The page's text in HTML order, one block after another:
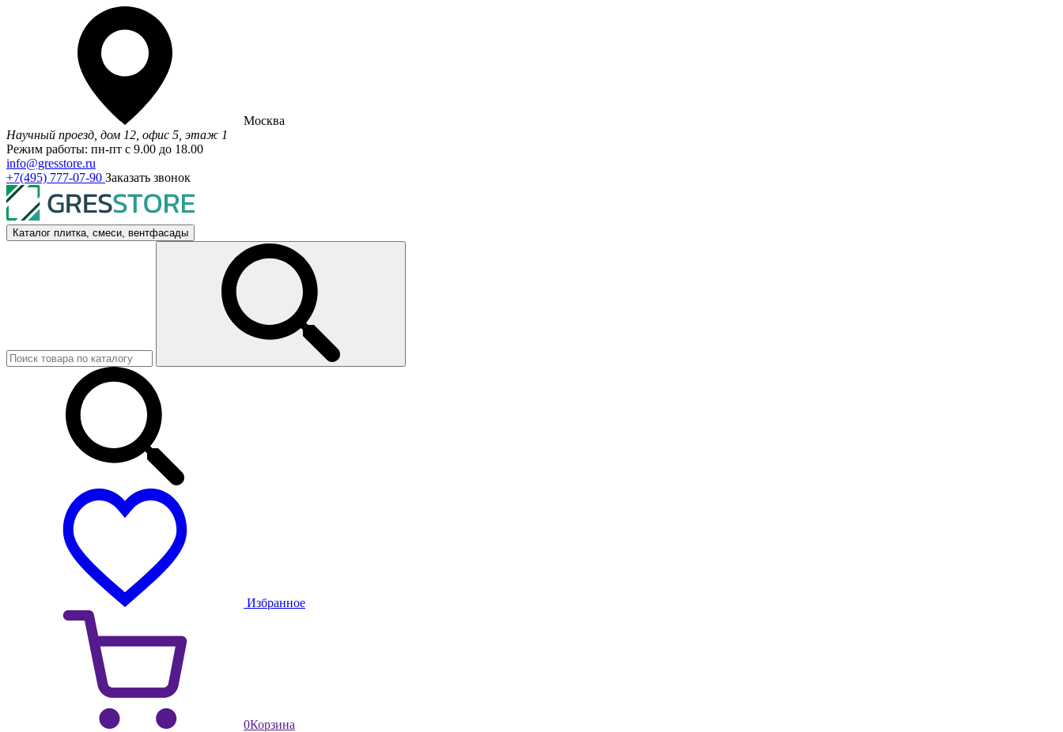
Москва
Научный проезд, дом 12, офис 5, этаж 1
Режим работы: пн-пт с 9.00 до 18.00
info@gresstore.ru
+7(495) 777-07-90 Заказать звонок
Каталог плитка, смеси, вентфасады
Избранное
0Корзина